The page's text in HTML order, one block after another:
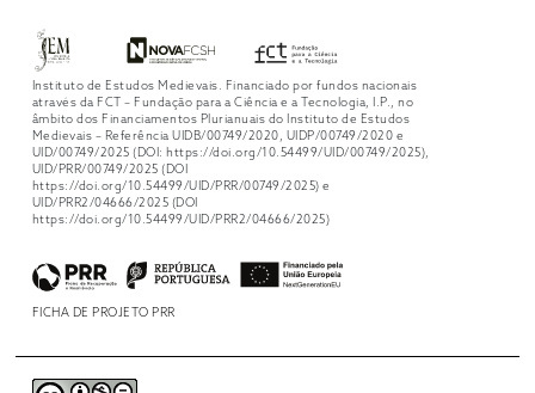
Instituto de Estudos Medievais. Financiado por fundos nacionais
através da FCT – Fundação para a Ciência e a Tecnologia, I.P., no
âmbito dos Financiamentos Plurianuais do Instituto de Estudos
Medievais – Referência UIDB/00749/2020, UIDP/00749/2020 e
UID/00749/2025 (DOI: https://doi.org/10.54499/UID/00749/2025),
UID/PRR/00749/2025 (DOI
https://doi.org/10.54499/UID/PRR/00749/2025) e
UID/PRR2/04666/2025 (DOI
https://doi.org/10.54499/UID/PRR2/04666/2025)
FICHA DE PROJETO PRR